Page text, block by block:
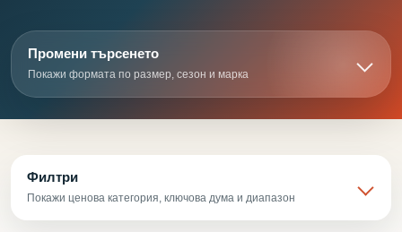
Промени търсенето
Покажи формата по размер, сезон и марка
Филтри
Покажи ценова категория, ключова дума и диапазон